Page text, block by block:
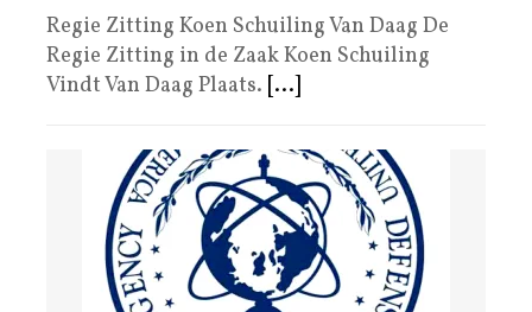
Regie Zitting Koen Schuiling Van Daag De
Regie Zitting in de Zaak Koen Schuiling
Vindt Van Daag Plaats. [...]